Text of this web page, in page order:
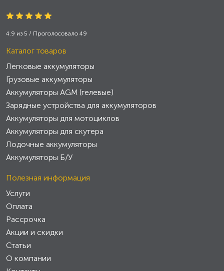
4.9 из 5 / Проголосовало 49
Каталог товаров
Легковые аккумуляторы
Грузовые аккумуляторы
Аккумуляторы AGM (гелевые)
Зарядные устройства для аккумуляторов
Аккумуляторы для мотоциклов
Аккумуляторы для скутера
Лодочные аккумуляторы
Аккумуляторы Б/У
Полезная информация
Услуги
Оплата
Рассрочка
Акции и скидки
Статьи
О компании